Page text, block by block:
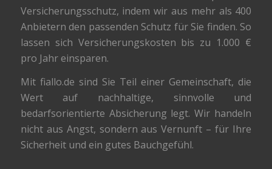
Versicherungsschutz, indem wir aus mehr als 400
Anbietern den passenden Schutz für Sie finden. So
lassen sich Versicherungskosten bis zu 1.000 €
pro Jahr einsparen.
Mit fiallo.de sind Sie Teil einer Gemeinschaft, die
Wert auf nachhaltige, sinnvolle und
bedarfsorientierte Absicherung legt. Wir handeln
nicht aus Angst, sondern aus Vernunft – für Ihre
Sicherheit und ein gutes Bauchgefühl.